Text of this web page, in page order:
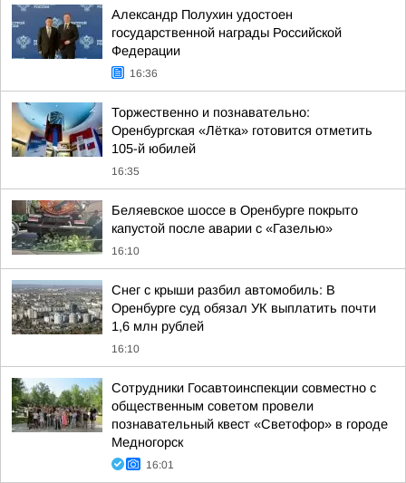
Александр Полухин удостоен
государственной награды Российской
Федерации
16:36
Торжественно и познавательно:
Оренбургская «Лётка» готовится отметить
105-й юбилей
16:35
Беляевское шоссе в Оренбурге покрыто
капустой после аварии с «Газелью»
16:10
Снег с крыши разбил автомобиль: В
Оренбурге суд обязал УК выплатить почти
1,6 млн рублей
16:10
Сотрудники Госавтоинспекции совместно с
общественным советом провели
познавательный квест «Светофор» в городе
Медногорск
16:01